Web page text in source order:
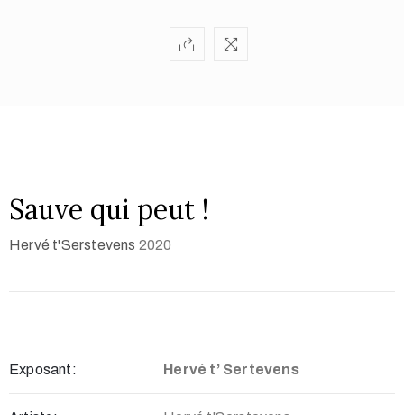
Sauve qui peut !
Hervé t'Serstevens 2020
Exposant: Hervé t’ Sertevens